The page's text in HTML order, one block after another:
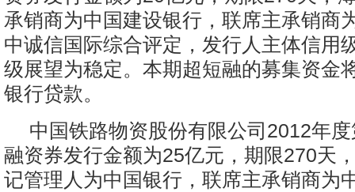
承销商为中国建设银行，联席主承销商
中诚信国际综合评定，发行人主体信用
级展望为稳定。本期超短融的募集资金
银行贷款。
中国铁路物资股份有限公司2012年
融资券发行金额为25亿元，期限270天
记管理人为中国银行，联席主承销商为